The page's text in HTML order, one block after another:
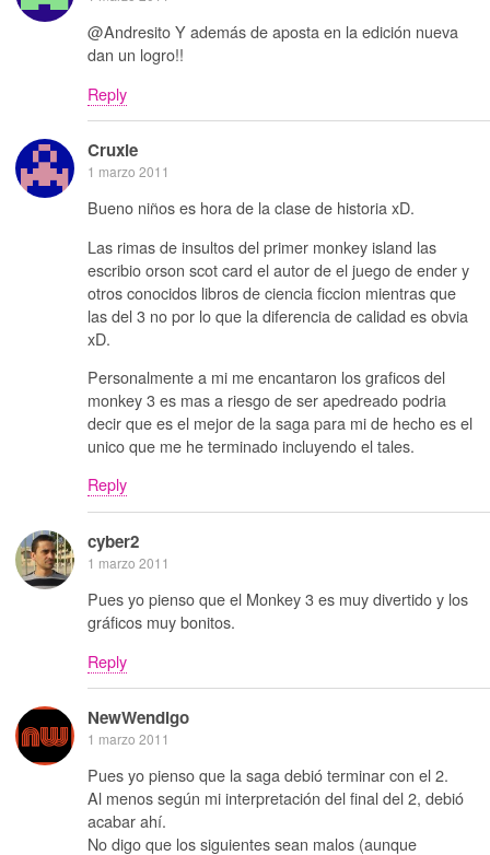
@Andresito Y además de aposta en la edición nueva
dan un logro!!
Reply
Cruxie
1 marzo 2011
Bueno niños es hora de la clase de historia xD.
Las rimas de insultos del primer monkey island las
escribio orson scot card el autor de el juego de ender y
otros conocidos libros de ciencia ficcion mientras que
las del 3 no por lo que la diferencia de calidad es obvia
xD.
Personalmente a mi me encantaron los graficos del
monkey 3 es mas a riesgo de ser apedreado podria
decir que es el mejor de la saga para mi de hecho es el
unico que me he terminado incluyendo el tales.
Reply
cyber2
1 marzo 2011
Pues yo pienso que el Monkey 3 es muy divertido y los
gráficos muy bonitos.
Reply
NewWendigo
1 marzo 2011
Pues yo pienso que la saga debió terminar con el 2.
Al menos según mi interpretación del final del 2, debió
acabar ahí.
No digo que los siguientes sean malos (aunque